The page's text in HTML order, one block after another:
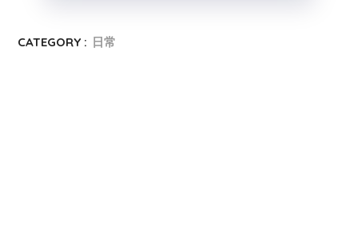
CATEGORY : 日常